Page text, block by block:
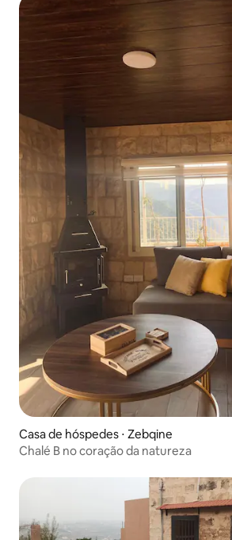
Casa de hóspedes ⋅ Zebqine
Chalé B no coração da natureza